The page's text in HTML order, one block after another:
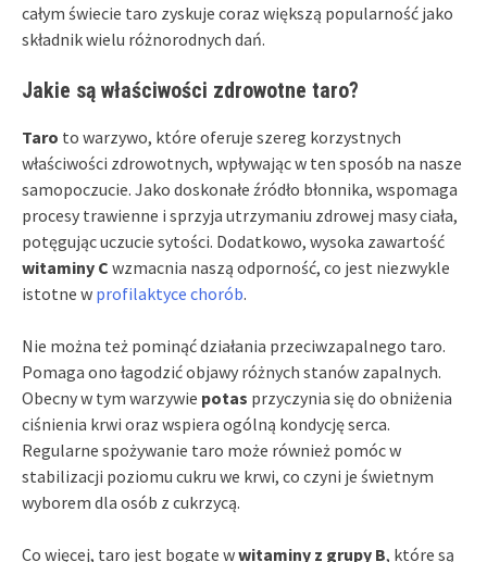
całym świecie taro zyskuje coraz większą popularność jako
składnik wielu różnorodnych dań.
Jakie są właściwości zdrowotne taro?
Taro to warzywo, które oferuje szereg korzystnych
właściwości zdrowotnych, wpływając w ten sposób na nasze
samopoczucie. Jako doskonałe źródło błonnika, wspomaga
procesy trawienne i sprzyja utrzymaniu zdrowej masy ciała,
potęgując uczucie sytości. Dodatkowo, wysoka zawartość
witaminy C wzmacnia naszą odporność, co jest niezwykle
istotne w profilaktyce chorób.
Nie można też pominąć działania przeciwzapalnego taro.
Pomaga ono łagodzić objawy różnych stanów zapalnych.
Obecny w tym warzywie potas przyczynia się do obniżenia
ciśnienia krwi oraz wspiera ogólną kondycję serca.
Regularne spożywanie taro może również pomóc w
stabilizacji poziomu cukru we krwi, co czyni je świetnym
wyborem dla osób z cukrzycą.
Co więcej, taro jest bogate wwitaminy z grupy B, które są